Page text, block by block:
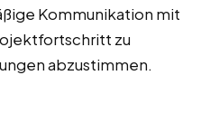
Kommunikation mit
zu
abzustimmen.